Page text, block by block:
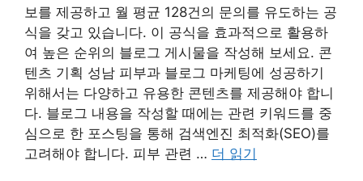
보를 제공하고 월 평균 128건의 문의를 유도하는 공
식을 갖고 있습니다. 이 공식을 효과적으로 활용하
여 높은 순위의 블로그 게시물을 작성해 보세요. 콘
텐츠 기획 성남 피부과 블로그 마케팅에 성공하기
위해서는 다양하고 유용한 콘텐츠를 제공해야 합니
다. 블로그 내용을 작성할 때에는 관련 키워드를 중
심으로 한 포스팅을 통해 검색엔진 최적화(SEO)를
고려해야 합니다. 피부 관련 … 더 읽기